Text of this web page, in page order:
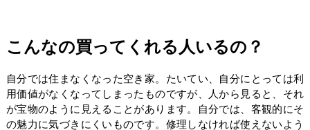
こんなの買ってくれる人いるの？
自分では住まなくなった空き家。たいてい、自分にとっては利
用価値がなくなってしまったものですが、人から見ると、それ
が宝物のように見えることがあります。自分では、客観的にそ
の魅力に気づきにくいものです。修理しなければ使えないよう